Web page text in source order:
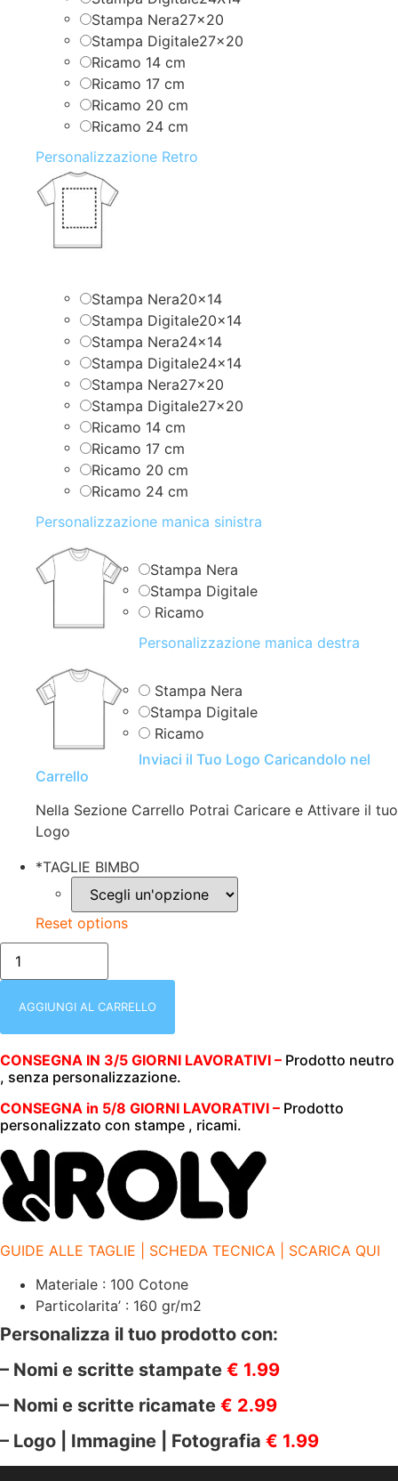
Stampa Nera27x20
Stampa Digitale27x20
Ricamo 14 cm
Ricamo 17 cm
Ricamo 20 cm
Ricamo 24 cm
Personalizzazione Retro
Stampa Nera20x14
Stampa Digitale20x14
Stampa Nera24x14
Stampa Digitale24x14
Stampa Nera27x20
Stampa Digitale27x20
Ricamo 14 cm
Ricamo 17 cm
Ricamo 20 cm
Ricamo 24 cm
Personalizzazione manica sinistra
Stampa Nera
Stampa Digitale
Ricamo
Personalizzazione manica destra
Stampa Nera
Stampa Digitale
Ricamo
Inviaci il Tuo Logo Caricandolo nel
Carrello
Nella Sezione Carrello Potrai Caricare e Attivare il tuo
Logo
*TAGLIE BIMBO
Reset options
T-
SHIRT
MANICA
|
COTONE
|
GR/M2
|
EXTREME
|
ROLY
1217
ROSSO
60
AGGIUNGI AL CARRELLO
CONSEGNA IN 3/5 GIORNI LAVORATIVI – Prodotto neutro
, senza personalizzazione.
CONSEGNA in 5/8 GIORNI LAVORATIVI – Prodotto
personalizzato con stampe , ricami.
GUIDE ALLE TAGLIE | SCHEDA TECNICA | SCARICA QUI
Materiale : 100 Cotone
Particolarita’ : 160 gr/m2
Personalizza il tuo prodotto con:
– Nomi e scritte stampate € 1.99
– Nomi e scritte ricamate € 2.99
– Logo | Immagine | Fotografia € 1.99